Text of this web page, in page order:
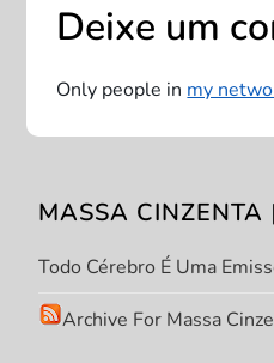
a
ç
ã
o
d
e
Deixe um
Only people inmy
MASSA CINZENTA
Todo Cérebro É Uma
Archive For Massa